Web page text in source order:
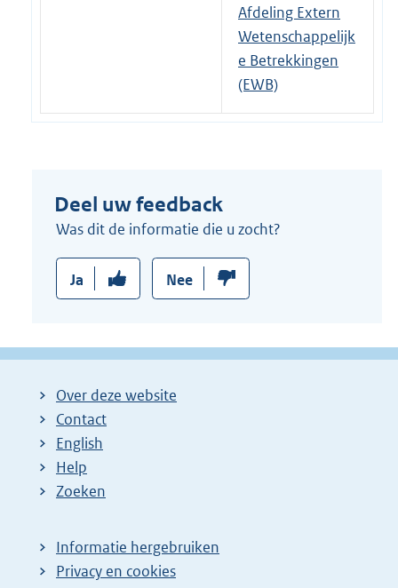
Afdeling Extern
Wetenschappelijk
e Betrekkingen
(EWB)
Deel uw feedback
Was dit de informatie die u zocht?
Ja Nee
Over deze website
Contact
English
Help
Zoeken
Informatie hergebruiken
Privacy en cookies